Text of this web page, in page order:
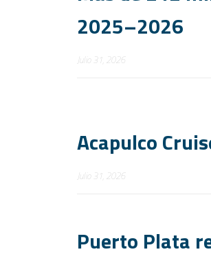
2025–2026
Julio 31, 2026
Acapulco
Julio 31, 2026
Puerto Plata